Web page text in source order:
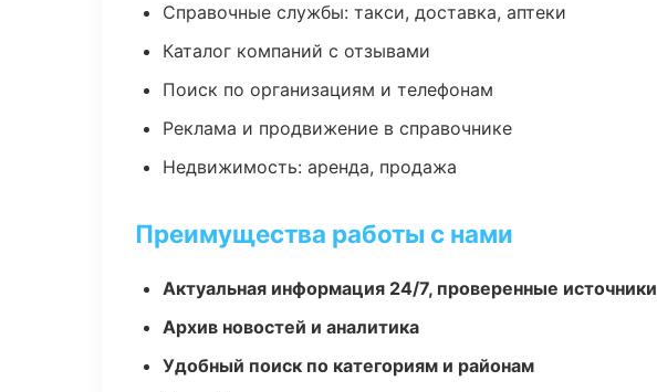
Справочные службы: такси, доставка, аптеки
Каталог компаний с отзывами
Поиск по организациям и телефонам
Реклама и продвижение в справочнике
Недвижимость: аренда, продажа
Преимущества работы с нами
Актуальная информация 24/7, проверенные источники
Архив новостей и аналитика
Удобный поиск по категориям и районам